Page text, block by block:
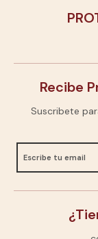
Recibe
Suscribete